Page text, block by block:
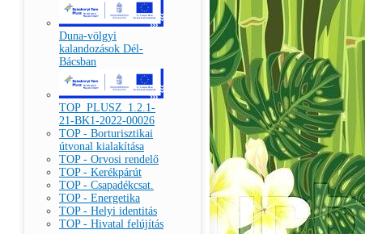
Duna-völgyi
kalandozások Dél-
Bácsban
TOP_PLUSZ_1.2.1-
21-BK1-2022-00026
TOP - Borturisztikai
útvonal kialakítása
TOP - Orvosi rendelő
TOP - Kerékpárút
TOP - Csapadékcsat.
TOP - Energetika
TOP - Helyi identitás
TOP - Hivatal felújítás